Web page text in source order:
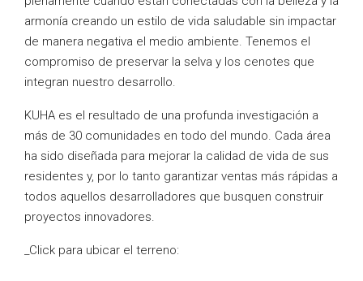
armonía creando un estilo de vida saludable sin impactar
de manera negativa el medio ambiente. Tenemos el
compromiso de preservar la selva y los cenotes que
integran nuestro desarrollo.
KUHA es el resultado de una profunda investigación a
más de 30 comunidades en todo del mundo. Cada área
ha sido diseñada para mejorar la calidad de vida de sus
residentes y, por lo tanto garantizar ventas más rápidas a
todos aquellos desarrolladores que busquen construir
proyectos innovadores.
_Click para ubicar el terreno: